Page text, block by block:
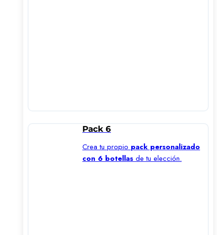
Pack 6
Crea tu propio pack personalizado
con 6 botellas de tu elección.